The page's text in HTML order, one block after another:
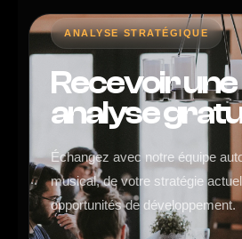
ANALYSE STRATÉGIQUE
Recevoir une
analyse
Échangez avec notre équipe
musical, de votre stratégie
opportunités de développement.